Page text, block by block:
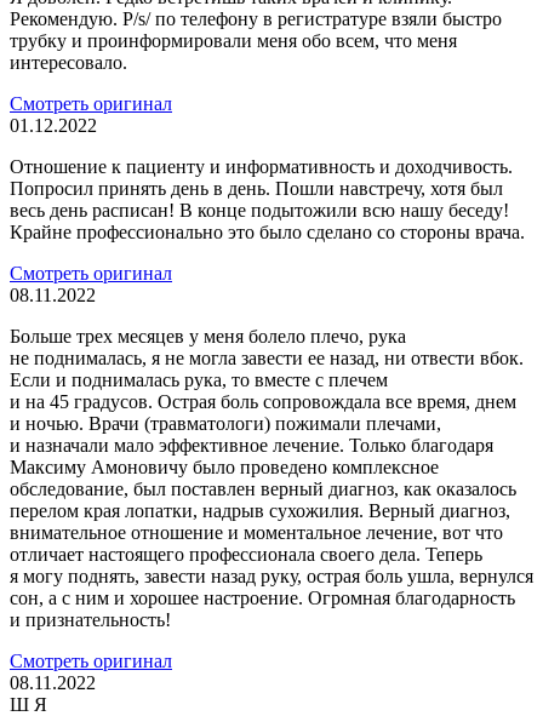
Рекомендую. P/s/ по телефону в регистратуре взяли быстро
трубку и проинформировали меня обо всем, что меня
интересовало.
Смотреть оригинал
01.12.2022
Отношение к пациенту и информативность и доходчивость.
Попросил принять день в день. Пошли навстречу, хотя был
весь день расписан! В конце подытожили всю нашу беседу!
Крайне профессионально это было сделано со стороны врача.
Смотреть оригинал
08.11.2022
Больше трех месяцев у меня болело плечо, рука
не поднималась, я не могла завести ее назад, ни отвести вбок.
Если и поднималась рука, то вместе с плечем
и на 45 градусов. Острая боль сопровождала все время, днем
и ночью. Врачи (травматологи) пожимали плечами,
и назначали мало эффективное лечение. Только благодаря
Максиму Амоновичу было проведено комплексное
обследование, был поставлен верный диагноз, как оказалось
перелом края лопатки, надрыв сухожилия. Верный диагноз,
внимательное отношение и моментальное лечение, вот что
отличает настоящего профессионала своего дела. Теперь
я могу поднять, завести назад руку, острая боль ушла, вернулся
сон, а с ним и хорошее настроение. Огромная благодарность
и признательность!
Смотреть оригинал
08.11.2022
Ш Я